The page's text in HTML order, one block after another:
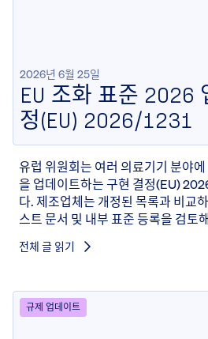
2026년 6월 25일
EU 조화 표준 2026
정(EU) 2026/1231
유럽 위원회는 여러 의료기기 분야
을 업데이트하는 구현 결정(EU)
다. 제조업체는 개정된 목록과 비교
스트 문서 및 내부 표준 등록을 검토
전체 글 읽기
규제 업데이트